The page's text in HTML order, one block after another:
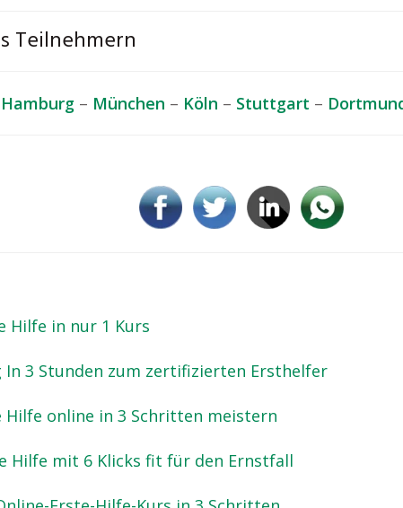
Teilnehmern
Hamburg – München – Köln – Stuttgart –
Hilfe in nur 1 Kurs
In 3 Stunden zum zertifizierten Ersthelfer
Hilfe online in 3 Schritten meistern
Hilfe mit 6 Klicks fit für den Ernstfall